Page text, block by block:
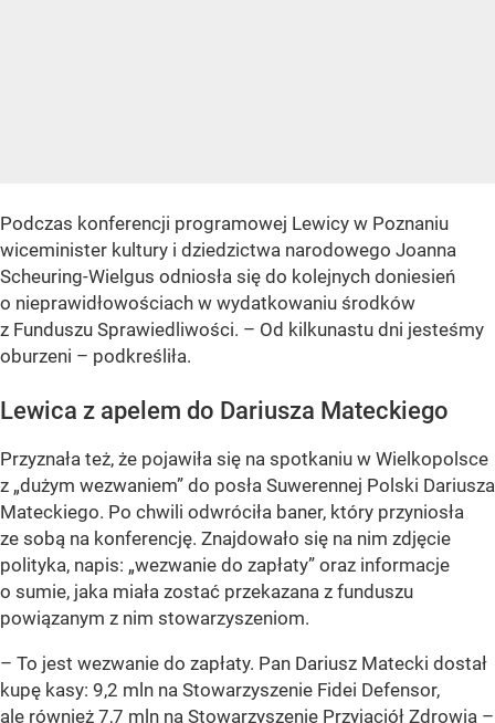
Podczas konferencji programowej Lewicy w Poznaniu
wiceminister kultury i dziedzictwa narodowego Joanna
Scheuring-Wielgus odniosła się do kolejnych doniesień
o nieprawidłowościach w wydatkowaniu środków
z Funduszu Sprawiedliwości. – Od kilkunastu dni jesteśmy
oburzeni – podkreśliła.
Lewica z apelem do Dariusza Mateckiego
Przyznała też, że pojawiła się na spotkaniu w Wielkopolsce
z „dużym wezwaniem” do posła Suwerennej Polski Dariusza
Mateckiego. Po chwili odwróciła baner, który przyniosła
ze sobą na konferencję. Znajdowało się na nim zdjęcie
polityka, napis: „wezwanie do zapłaty” oraz informacje
o sumie, jaka miała zostać przekazana z funduszu
powiązanym z nim stowarzyszeniom.
– To jest wezwanie do zapłaty. Pan Dariusz Matecki dostał
kupę kasy: 9,2 mln na Stowarzyszenie Fidei Defensor,
ale również 7,7 mln na Stowarzyszenie Przyjaciół Zdrowia –